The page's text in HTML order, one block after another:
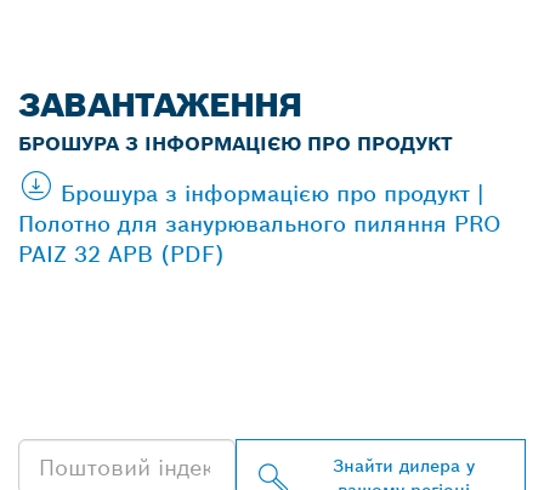
ЗАВАНТАЖЕННЯ
БРОШУРА З ІНФОРМАЦІЄЮ ПРО ПРОДУКТ
Брошура з інформацією про продукт |
Полотно для занурювального пиляння PRO
PAIZ 32 APB (PDF)
Знайти дилера у